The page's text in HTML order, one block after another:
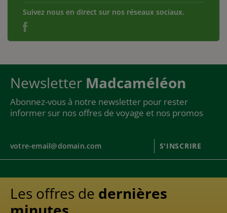
Suivez nous en direct sur nos réseaux sociaux.
Newsletter Madcaméléon
Abonnez-vous à notre newsletter pour rester
informer sur nos offres de voyage et nos promos
S'INSCRIRE
Les offres de dernières